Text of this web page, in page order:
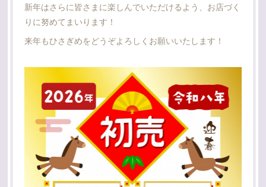
新年はさらに皆さまに楽しんでいただけるよう、お店づく
りに努めてまいります！
来年もひさぎめをどうぞよろしくお願いいたします！